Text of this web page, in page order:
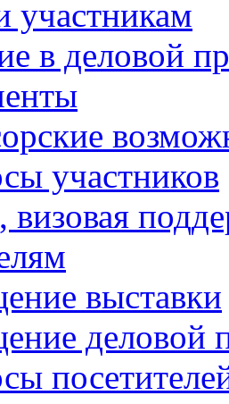
участникам
в деловой
участников
визовая
выставки
деловой